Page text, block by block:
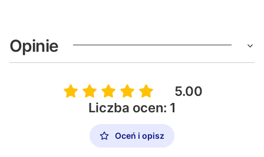
Opinie
5.00
Liczba ocen: 1
Oceń i opisz